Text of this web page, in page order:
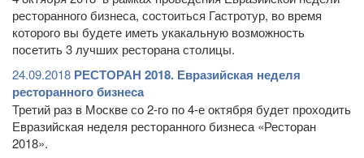
ресторанного бизнеса, состоиться Гастротур, во время
которого вы будете иметь укакальную возможность
посетить 3 лучших ресторана столицы.
24.09.2018 РЕСТОРАН 2018. Евразийская неделя
ресторанного бизнеса
Третий раз в Москве со 2-го по 4-е октября будет проходить
Евразийская неделя ресторанного бизнеса «Ресторан
2018».